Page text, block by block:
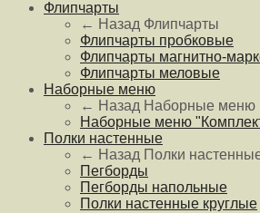
Флипчарты
← Назад Флипчарты
Флипчарты пробковые
Флипчарты магнитно-
Флипчарты меловые
Наборные меню
← Назад Наборные меню
Наборные меню
Полки настенные
← Назад Полки
Пегборды
Пегборды напольные
Полки настенные круглые